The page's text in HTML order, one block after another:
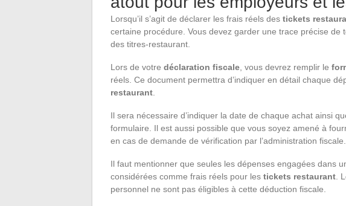
Lorsqu’il s’agit de déclarer les frais réels des tickets
certaine procédure. Vous devez garder une trace précise de
des titres-restaurant.
Lors de votre déclaration fiscale , vous devrez remplir le
réels. Ce document permettra d’indiquer en détail chaque
restaurant
Il sera nécessaire d’indiquer la date de chaque achat ainsi
formulaire. Il est aussi possible que vous soyez amené à
en cas de demande de vérification par l’administration fiscale.
Il faut mentionner que seules les dépenses engagées dans
considérées comme frais réels pour les tickets restaurant .
personnel ne sont pas éligibles à cette déduction fiscale.